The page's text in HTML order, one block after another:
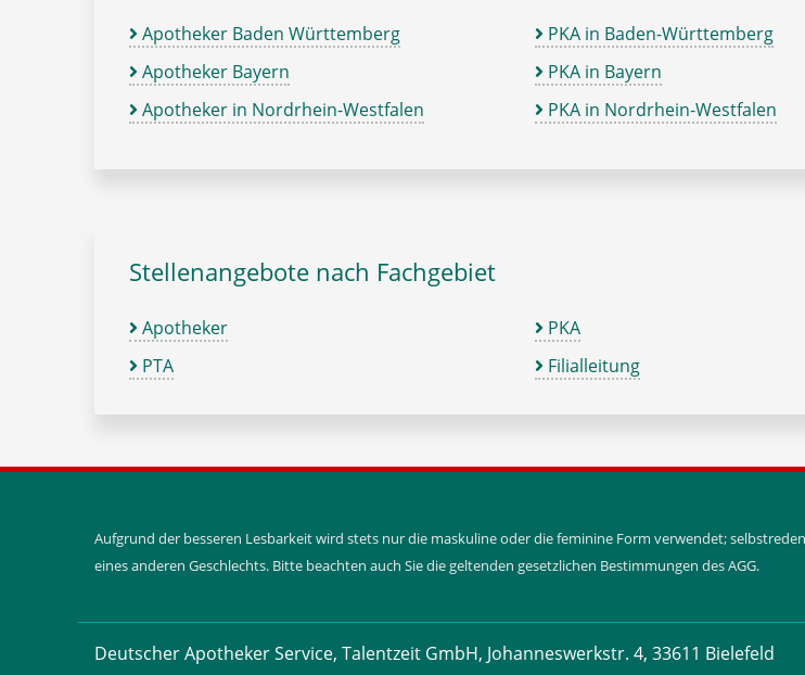
Apotheker Baden Württemberg
Apotheker Bayern
Apotheker in Nordrhein-Westfalen
PKA in Baden-Württemberg
PKA in Bayern
PKA in Nordrhein-Westfalen
Stellenangebote nach Fachgebiet
Apotheker
PTA
PKA
Filialleitung
Aufgrund der besseren Lesbarkeit wird stets nur die maskuline oder die feminine Form verwendet;
eines anderen Geschlechts. Bitte beachten auch Sie die geltenden gesetzlichen Bestimmungen des AGG.
Deutscher Apotheker Service, Talentzeit GmbH, Johanneswerkstr. 4, 33611 Bielefeld